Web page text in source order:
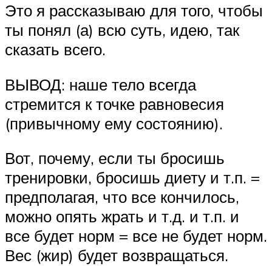
Это я рассказываю для того, чтобы
ты понял (а) всю суть, идею, так
сказать всего.
ВЫВОД: наше тело всегда
стремится к точке равновесия
(привычному ему состоянию).
Вот, почему, если ты бросишь
тренировки, бросишь диету и т.п. =
предполагая, что все кончилось,
можно опять жрать и т.д. и т.п. и
все будет норм = все не будет норм.
Вес (жир) будет возвращаться.